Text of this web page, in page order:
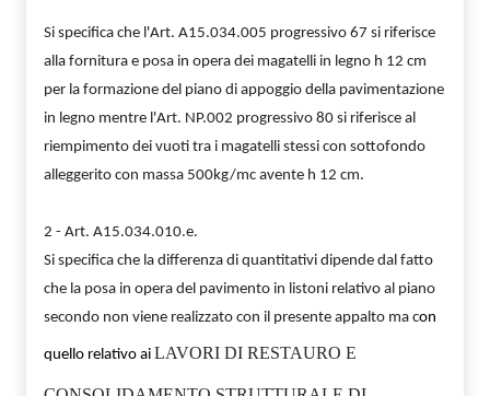
Si specifica che l'Art. A15.034.005 progressivo 67 si riferisce
alla fornitura e posa in opera dei magatelli in legno h 12 cm
per la formazione del piano di appoggio della pavimentazione
in legno mentre l'Art. NP.002 progressivo 80 si riferisce al
riempimento dei vuoti tra i magatelli stessi con sottofondo
alleggerito con massa 500kg/mc avente h 12 cm.
2 - Art. A15.034.010.e.
Si specifica che la differenza di quantitativi dipende dal fatto
che la posa in opera del pavimento in listoni relativo al piano
secondo non viene realizzato con il presente appalto ma con
quello relativo ai LAVORI DI RESTAURO E